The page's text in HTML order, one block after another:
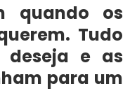
quando os
Tudo
deseja e as
para um